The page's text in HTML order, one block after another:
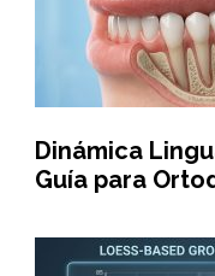
Dinámica
Guía para